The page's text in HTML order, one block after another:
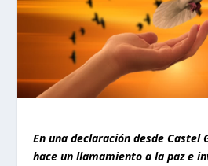
En una declaración desde Castel
hace un llamamiento a la paz e